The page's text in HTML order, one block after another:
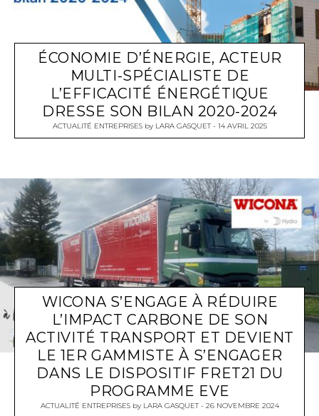
ÉCONOMIE D’ÉNERGIE, ACTEUR
MULTI-SPÉCIALISTE DE
L’EFFICACITÉ ÉNERGÉTIQUE
DRESSE SON BILAN 2020-2024
ACTUALITÉ ENTREPRISES by LARA GASQUET 14 AVRIL 2025
WICONA S’ENGAGE À RÉDUIRE
L’IMPACT CARBONE DE SON
ACTIVITÉ TRANSPORT ET DEVIENT
LE 1ER GAMMISTE À S’ENGAGER
DANS LE DISPOSITIF FRET21 DU
PROGRAMME EVE
ACTUALITÉ ENTREPRISES by LARA GASQUET 26 NOVEMBRE 2024